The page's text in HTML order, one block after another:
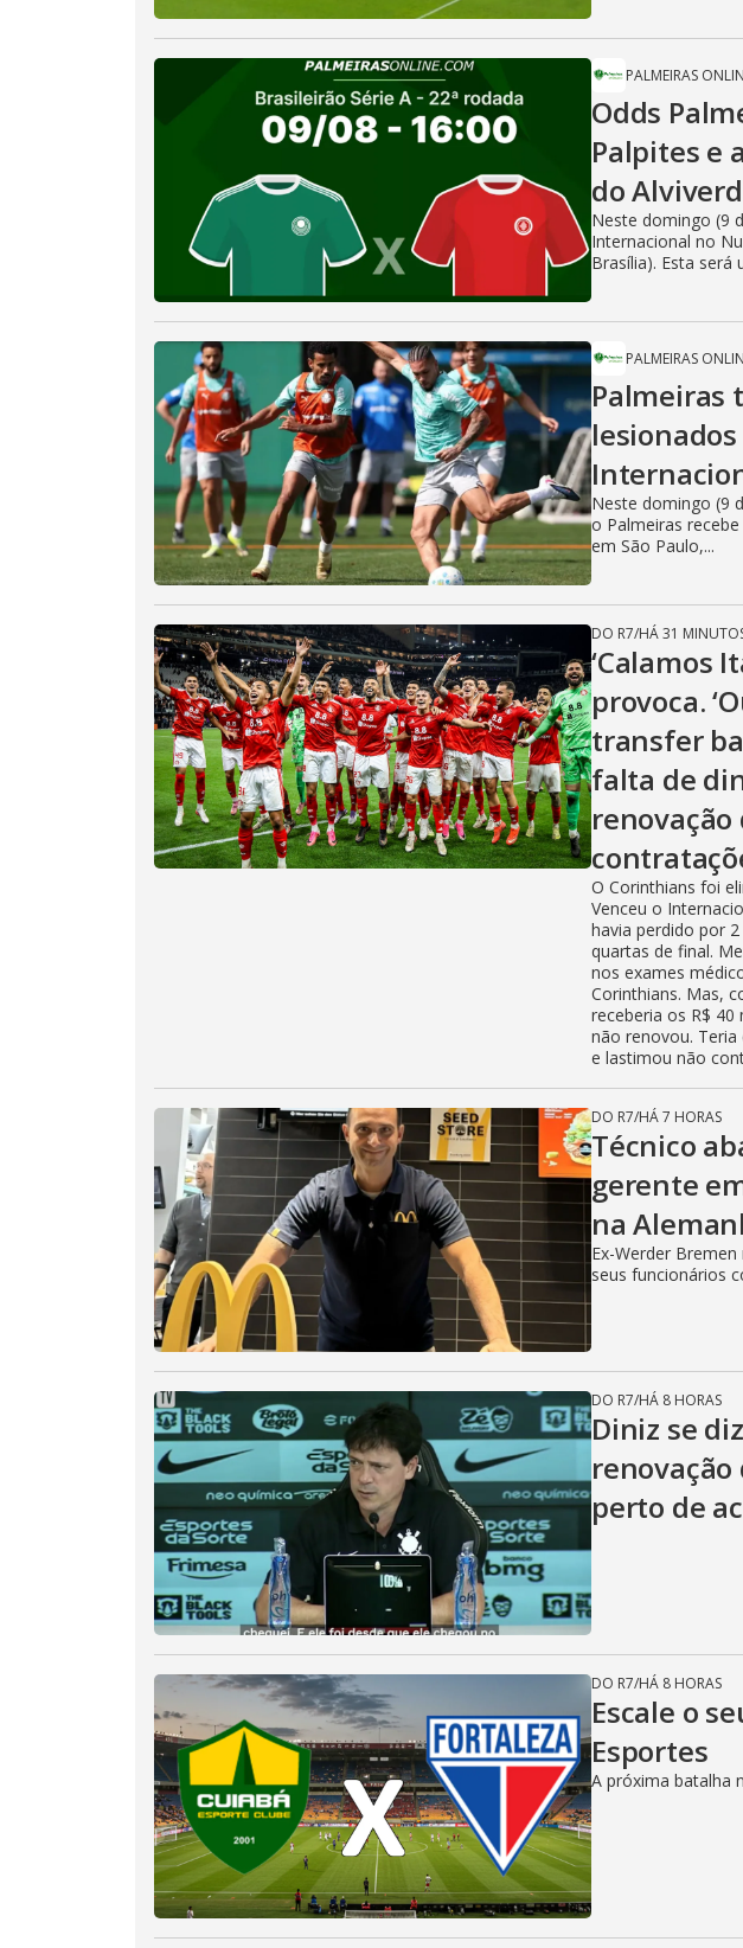
PALMEIRAS
Odds
Palpites e
do
Neste domingo (9
Internacional no
Brasília). Esta será
PALMEIRAS
Palmeiras
Neste domingo (9
o Palmeiras
em São Paulo,...
DO R7/HÁ 31
‘Calamos
provoca.
transfer
falta de
O Corinthians foi
Venceu o
havia perdido por
quartas de final.
nos exames
Corinthians. Mas,
receberia os R$ 40
não renovou. Teria
e lastimou não
DO R7/HÁ 7 HORAS
Técnico
gerente
na
Ex-Werder
seus funcionários
DO R7/HÁ 8 HORAS
Diniz se
perto de
DO R7/HÁ 8 HORAS
Escale o
Esportes
A próxima batalha